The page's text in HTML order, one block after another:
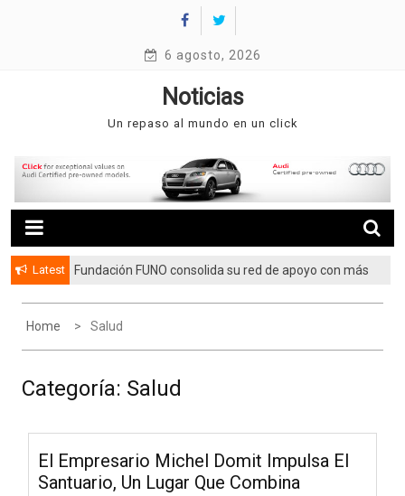
6 agosto, 2026
Noticias
Un repaso al mundo en un click
Latest
Fundación FUNO consolida su red de apoyo con más
Home Salud
Categoría: Salud
El Empresario Michel Domit Impulsa El
Santuario, Un Lugar Que Combina